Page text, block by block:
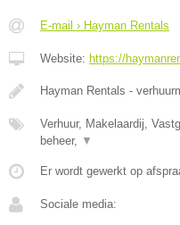
E-mail › Hayman Rentals
Website: https://
Hayman Rentals -
Verhuur, Makelaardij,
beheer, ▼
Er wordt gewerkt op
Sociale media: